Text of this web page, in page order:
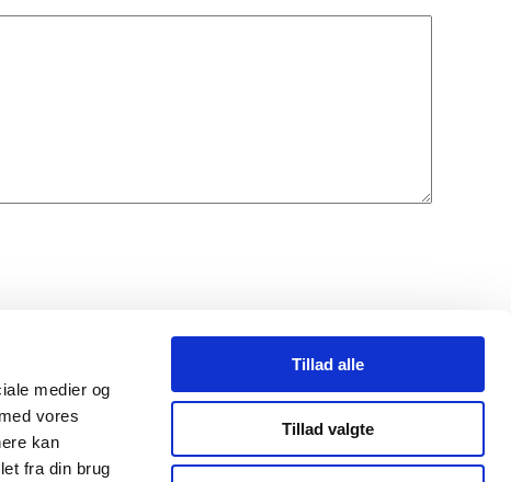
medier og
vores
kan
fra din brug
Tillad alle
Tillad valgte